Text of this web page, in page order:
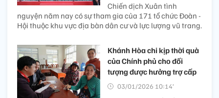
Chiến dịch Xuân tình
nguyện năm nay có sự tham gia của 171 tổ chức Đoàn -
Hội thuộc khu vực địa bàn dân cư và lực lượng vũ trang.
Khánh Hòa chi kịp thời quà
của Chính phủ cho đối
tượng được hưởng trợ cấp
03/01/2026 10:14’